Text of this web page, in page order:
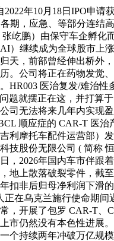
年10月18日IPO申请
期，应急、等部分连结
屹鹏）由保守车企孵化
）继续成为全球股市上
天，前部曾经伸出桥外
。公司将正在药物发觉
HR003 医治复发/难治
题就摆正在这，并打算
司无法将来几年内实现
顺应症的 CAR-T 医
利摩托车配件运营部）
技股份无限公司 ( 简称
，2026年国内车市伴
地上散落破裂零件，截
扣非后归母净利润下滑
正在乌克兰施行使命期
，开展了包罗 CAR-T、
市仍然没有本色性进展
个持续两年冲破万亿规